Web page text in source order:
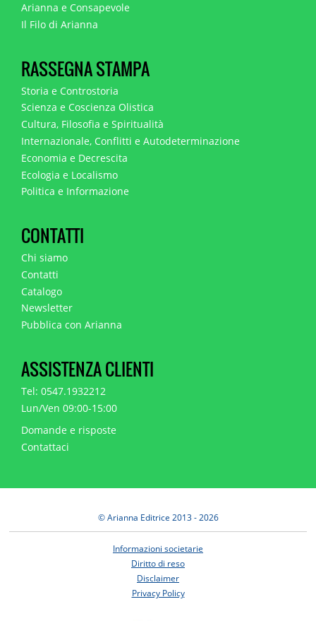
Arianna e Consapevole
Il Filo di Arianna
RASSEGNA STAMPA
Storia e Controstoria
Scienza e Coscienza Olistica
Cultura, Filosofia e Spiritualità
Internazionale, Conflitti e Autodeterminazione
Economia e Decrescita
Ecologia e Localismo
Politica e Informazione
CONTATTI
Chi siamo
Contatti
Catalogo
Newsletter
Pubblica con Arianna
ASSISTENZA CLIENTI
Tel: 0547.1932212
Lun/Ven 09:00-15:00
Domande e risposte
Contattaci
© Arianna Editrice 2013 - 2026
Informazioni societarie
Diritto di reso
Disclaimer
Privacy Policy